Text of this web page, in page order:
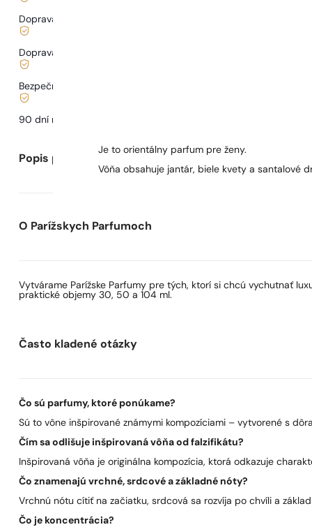
Doprava zadarmo od
Doprava od
Bezpečné nakupovanie a platby
90 dní na
Popis parfumu
Je to orientálny parfum pre ženy.
Vôňa obsahuje jantár, biele kvety a santalové
O Parížskych Parfumoch
Vytvárame Parížske Parfumy pre tých, ktorí si chcú vychutnať
praktické objemy 30, 50 a 104 ml.
Často kladené otázky
Čo sú parfumy, ktoré ponúkame?
Sú to vône inšpirované známymi kompozíciami – vytvorené s
Čím sa odlišuje inšpirovaná vôňa od falzifikátu?
Inšpirovaná vôňa je originálna kompozícia, ktorá odkazuje
Čo znamenajú vrchné, srdcové a základné nóty?
Vrchnú nótu cítiť na začiatku, srdcová sa rozvíja po chvíli a
Čo je koncentrácia?